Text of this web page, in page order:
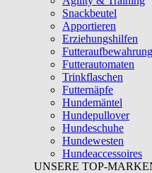
Snackbeutel
Apportieren
Erziehungshilfen
Futteraufbewahrung
Futterautomaten
Trinkflaschen
Futternäpfe
Hundemäntel
Hundepullover
Hundeschuhe
Hundewesten
Hundeaccessoires
UNSERE TOP-